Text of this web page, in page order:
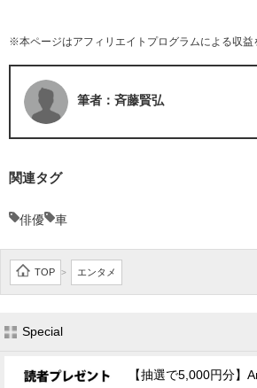
※本ページはアフィリエイトプログラムによる収益
筆者：斉藤賢弘
関連タグ
俳優 車
TOP > エンタメ
Special
【抽選で5,000円分】